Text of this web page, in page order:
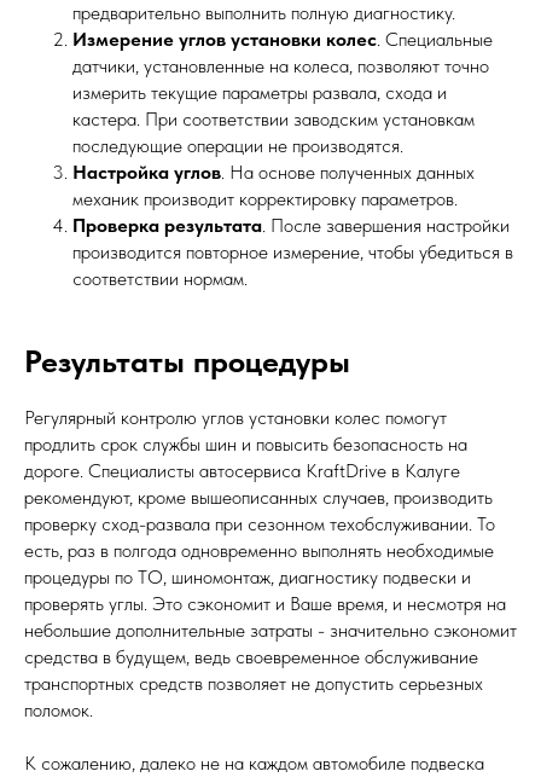
предварительно выполнить полную диагностику.
Измерение углов установки колес. Специальные
датчики, установленные на колеса, позволяют точно
измерить текущие параметры развала, схода и
кастера. При соответствии заводским установкам
последующие операции не производятся.
Настройка углов. На основе полученных данных
механик производит корректировку параметров.
Проверка результата. После завершения настройки
производится повторное измерение, чтобы убедиться в
соответствии нормам.
Результаты процедуры
Регулярный контролю углов установки колес помогут
продлить срок службы шин и повысить безопасность на
дороге. Специалисты автосервиса KraftDrive в Калуге
рекомендуют, кроме вышеописанных случаев, производить
проверку сход-развала при сезонном техобслуживании. То
есть, раз в полгода одновременно выполнять необходимые
процедуры по ТО, шиномонтаж, диагностику подвески и
проверять углы. Это сэкономит и Ваше время, и несмотря на
небольшие дополнительные затраты - значительно сэкономит
средства в будущем, ведь своевременное обслуживание
транспортных средств позволяет не допустить серьезных
поломок.
К сожалению, далеко не на каждом автомобиле подвеска